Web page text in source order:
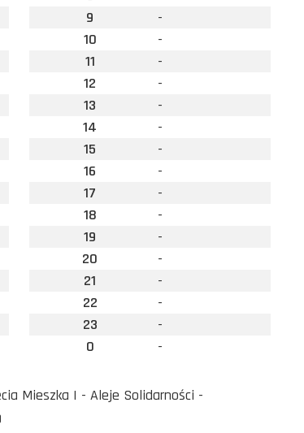
9
-
10
-
11
-
12
-
13
-
14
-
15
-
16
-
17
-
18
-
19
-
20
-
21
-
22
-
23
-
0
-
Mieszka I - Aleje Solidarności -